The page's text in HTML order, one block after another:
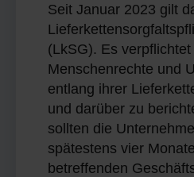
Seit Januar 2023 gilt
(LkSG). Es
Menschenrechte und
entlang ihrer
und darüber zu
sollten die
spätestens vier
betreffenden